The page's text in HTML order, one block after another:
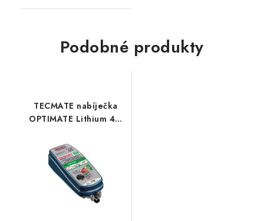
Podobné produkty
TECMATE nabíječka
OPTIMATE Lithium 4s,